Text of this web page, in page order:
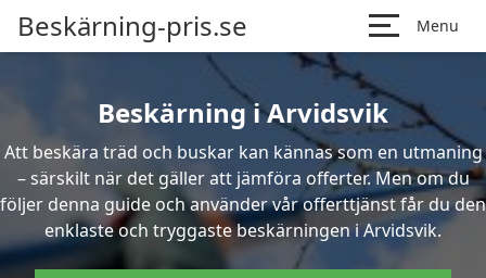
Beskärning-pris.se Menu
Beskärning i Arvidsvik
Att beskära träd och buskar kan kännas som en utmaning
– särskilt när det gäller att jämföra offerter. Men om du
följer denna guide och använder vår offerttjänst får du den
enklaste och tryggaste beskärningen i Arvidsvik.